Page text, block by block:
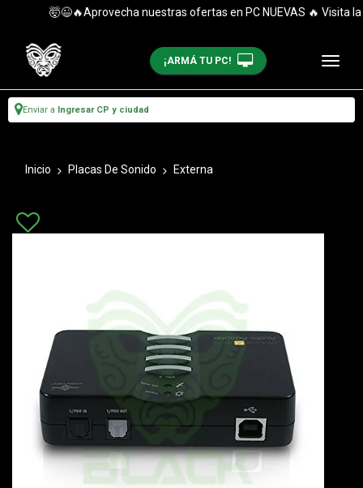
🤯😉🔥Aprovecha nuestras ofertas en PC NUEVAS 🔥 Visita
¡ARMÁ TU PC!
Enviar a Ingresar CP y ciudad
Inicio Placas De Sonido Externa